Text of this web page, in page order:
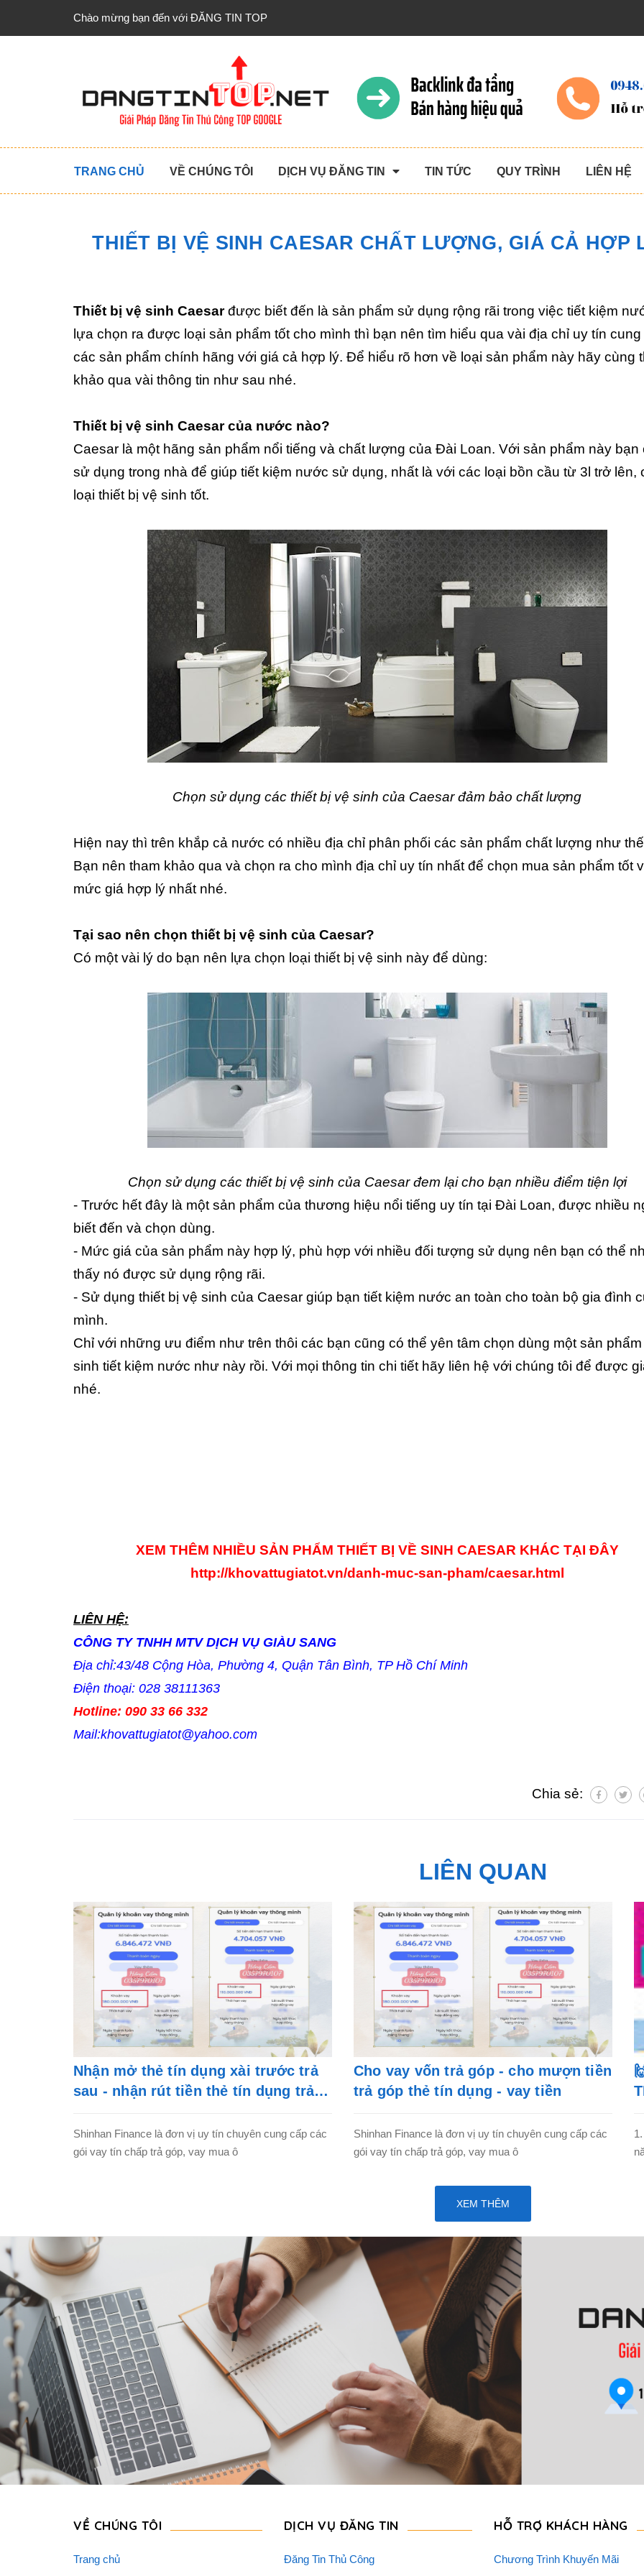
Chào mừng bạn đến với ĐĂNG TIN TOP
TRANG CHỦ VỀ CHÚNG TÔI DỊCH VỤ ĐĂNG TIN TIN TỨC QUY TRÌNH LIÊN HỆ
THIẾT BỊ VỆ SINH CAESAR CHẤT LƯỢNG, GIÁ CẢ HỢP
Thiết bị vệ sinh Caesarđược biết đến là sản phẩm sử dụng rộng rãi trong việc tiết kiệm
lựa chọn ra được loại sản phẩm tốt cho mình thì bạn nên tìm hiểu qua vài địa chỉ uy tín cung
các sản phẩm chính hãng với giá cả hợp lý. Để hiểu rõ hơn về loại sản phẩm này hãy cùng
khảo qua vài thông tin như sau nhé.
Thiết bị vệ sinh Caesar của nước nào?
Caesar là một hãng sản phẩm nổi tiếng và chất lượng của Đài Loan. Với sản phẩm này bạn
sử dụng trong nhà để giúp tiết kiệm nước sử dụng, nhất là với các loại bồn cầu từ 3l trở lên,
loại thiết bị vệ sinh tốt.
Chọn sử dụng các thiết bị vệ sinh của Caesar đảm bảo chất lượng
Hiện nay thì trên khắp cả nước có nhiều địa chỉ phân phối các sản phẩm chất lượng như
Bạn nên tham khảo qua và chọn ra cho mình địa chỉ uy tín nhất để chọn mua sản phẩm tốt
mức giá hợp lý nhất nhé.
Tại sao nên chọn thiết bị vệ sinh của Caesar?
Có một vài lý do bạn nên lựa chọn loại thiết bị vệ sinh này để dùng:
Chọn sử dụng các thiết bị vệ sinh của Caesar đem lại cho bạn nhiều điểm tiện lợi
- Trước hết đây là một sản phẩm của thương hiệu nổi tiếng uy tín tại Đài Loan, được nhiều
biết đến và chọn dùng.
- Mức giá của sản phẩm này hợp lý, phù hợp với nhiều đối tượng sử dụng nên bạn có thể
thấy nó được sử dụng rộng rãi.
- Sử dụng thiết bị vệ sinh của Caesar giúp bạn tiết kiệm nước an toàn cho toàn bộ gia đình
mình.
Chỉ với những ưu điểm như trên thôi các bạn cũng có thể yên tâm chọn dùng một sản phẩm
sinh tiết kiệm nước như này rồi. Với mọi thông tin chi tiết hãy liên hệ với chúng tôi để được
nhé.
XEM THÊM NHIỀU SẢN PHẨM THIẾT BỊ VỀ SINH CAESAR KHÁC TẠI ĐÂY
http://khovattugiatot.vn/danh-muc-san-pham/caesar.html
LIÊN HỆ:
CÔNG TY TNHH MTV DỊCH VỤ GIÀU SANG
Địa chỉ:43/48 Cộng Hòa, Phường 4, Quận Tân Bình, TP Hồ Chí Minh
Điện thoại: 028 38111363
Hotline: 090 33 66 332
Mail:khovattugiatot@yahoo.com
Chia sẻ:
LIÊN QUAN
Nhận mở thẻ tín dụng xài trước trả
sau - nhận rút tiền thẻ tín dụng trả
Shinhan Finance là đơn vị uy tín chuyên cung cấp các
gói vay tín chấp trả góp, vay mua ô
Cho vay vốn trả góp - cho mượn tiền
trả góp thẻ tín dụng - vay tiền
Shinhan Finance là đơn vị uy tín chuyên cung cấp các
gói vay tín chấp trả góp, vay mua ô
XEM THÊM
VỀ CHÚNG TÔI
Trang chủ
DỊCH VỤ ĐĂNG TIN
Đăng Tin Thủ Công
HỖ TRỢ KHÁCH HÀNG
Chương Trình Khuyến Mãi